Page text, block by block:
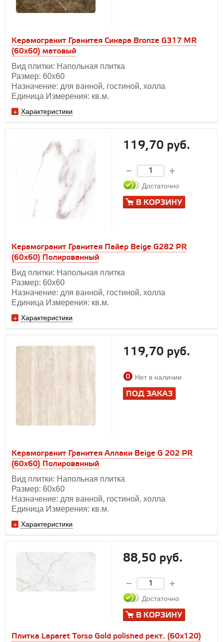
Керамогранит Гранитея Синара Bronze G317 MR
(60х60) матовый
Вид плитки: Напольная плитка
Размер: 60х60
Назначение: для ванной, гостиной, холла
Единица Измерения: кв.м.
Характеристики
Керамогранит Гранитея Пайер Beige G282 PR
(60х60) Полированный
Вид плитки: Напольная плитка
Размер: 60х60
Назначение: для ванной, гостиной, холла
Единица Измерения: кв.м.
Характеристики
119,70 руб.
Достаточно
В КОРЗИНУ
Керамогранит Гранитея Аллаки Beige G 202 PR
(60х60) Полированный
Вид плитки: Напольная плитка
Размер: 60х60
Назначение: для ванной, гостиной, холла
Единица Измерения: кв.м.
Характеристики
119,70 руб.
Нет в наличии
ПОД ЗАКАЗ
Плитка Laparet Torso Gold polished рект. (60х120)
88,50 руб.
Достаточно
В КОРЗИНУ